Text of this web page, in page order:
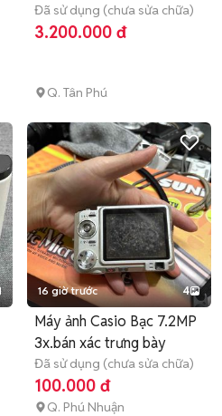
Đã sử dụng (chưa sửa chữa)
3.200.000 đ
Q. Tân Phú
16 giờ trước 4
Máy ảnh Casio Bạc 7.2MP
3x.bán xác trưng bày
Đã sử dụng (chưa sửa chữa)
100.000 đ
Q. Phú Nhuận